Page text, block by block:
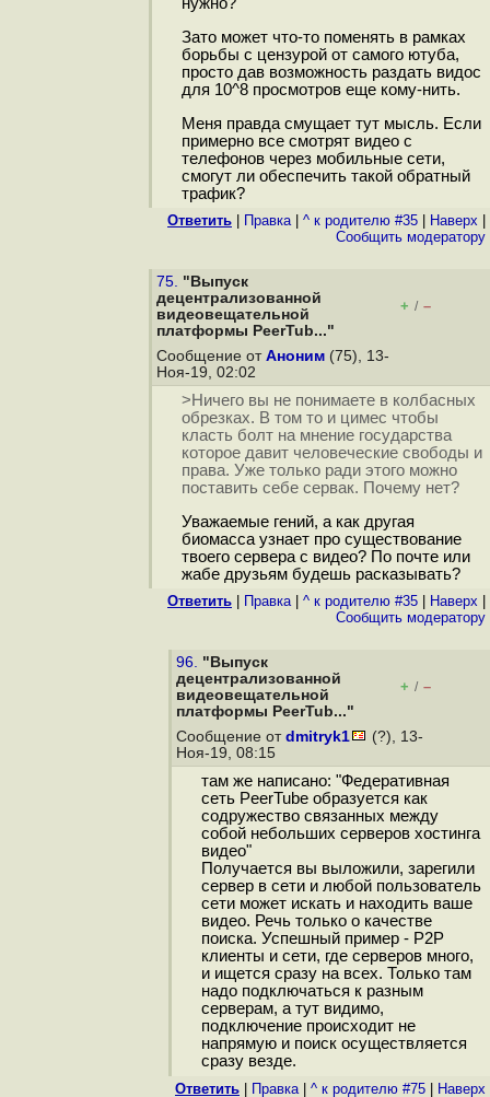
нужно?
Зато может что-то поменять в рамках
борьбы с цензурой от самого ютуба,
просто дав возможность раздать видос
для 10^8 просмотров еще кому-нить.
Меня правда смущает тут мысль. Если
примерно все смотрят видео с
телефонов через мобильные сети,
смогут ли обеспечить такой обратный
трафик?
Ответить Правка| ^ к родителю #35 Наверх
Cообщить модератору
75. "Выпуск
децентрализованной
видеовещательной
платформы PeerTub..."
+ / –
Сообщение от Аноним (75), 13-
Ноя-19, 02:02
>Ничего вы не понимаете в колбасных
обрезках. В том то и цимес чтобы
класть болт на мнение государства
которое давит человеческие свободы и
права. Уже только ради этого можно
поставить себе сервак. Почему нет?
Уважаемые гений, а как другая
биомасса узнает про существование
твоего сервера с видео? По почте или
жабе друзьям будешь расказывать?
Ответить Правка| ^ к родителю #35 Наверх
Cообщить модератору
96. "Выпуск
децентрализованной
видеовещательной
платформы PeerTub..."
+ / –
Сообщение от dmitryk1
(?), 13-
Ноя-19, 08:15
там же написано: "Федеративная
сеть PeerTube образуется как
содружество связанных между
собой небольших серверов хостинга
видео"
Получается вы выложили, зарегили
сервер в сети и любой пользователь
сети может искать и находить ваше
видео. Речь только о качестве
поиска. Успешный пример - P2P
клиенты и сети, где серверов много,
и ищется сразу на всех. Только там
надо подключаться к разным
серверам, а тут видимо,
подключение происходит не
напрямую и поиск осуществляется
сразу везде.
Ответить Правка| ^ к родителю #75 Наверх